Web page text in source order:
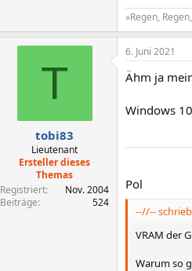
»Regen,
T
tobi83
Lieutenant
Ersteller dieses
Themas
Registriert
Nov. 2004
Beiträge
524
6. Juni 2021
Ähm ja
Windows
Pol
--//--
VRAM der
Warum so